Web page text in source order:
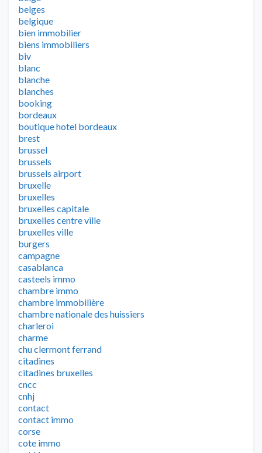
belges
belgique
bien immobilier
biens immobiliers
biv
blanc
blanche
blanches
booking
bordeaux
boutique hotel bordeaux
brest
brussel
brussels
brussels airport
bruxelle
bruxelles
bruxelles capitale
bruxelles centre ville
bruxelles ville
burgers
campagne
casablanca
casteels immo
chambre immo
chambre immobilière
chambre nationale des huissiers
charleroi
charme
chu clermont ferrand
citadines
citadines bruxelles
cncc
cnhj
contact
contact immo
corse
cote immo